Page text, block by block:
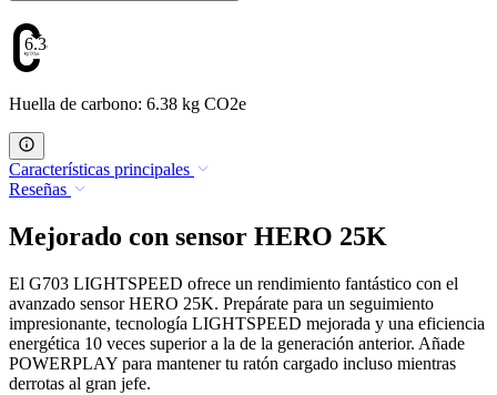
6.38
Huella de carbono: 6.38 kg CO2e
Características principales
Reseñas
Mejorado con sensor HERO 25K
El G703 LIGHTSPEED ofrece un rendimiento fantástico con el
avanzado sensor HERO 25K. Prepárate para un seguimiento
impresionante, tecnología LIGHTSPEED mejorada y una eficiencia
energética 10 veces superior a la de la generación anterior. Añade
POWERPLAY para mantener tu ratón cargado incluso mientras
derrotas al gran jefe.